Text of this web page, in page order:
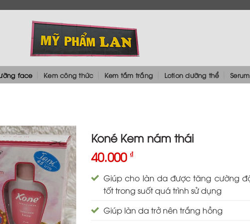
face Kem công thức Kem tắm trắng Lotion dưỡng thể
Koné Kem nám thái
40.000 ₫
Giúp cho làn da được tăng cường
tốt trong suốt quá trình sử dụng
Giúp làn da trở nên trắng hồng